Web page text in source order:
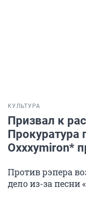
КУЛЬТУРА
Призвал к
Прокуратура
Oxxxymiron*
Против рэпера
дело из-за песни